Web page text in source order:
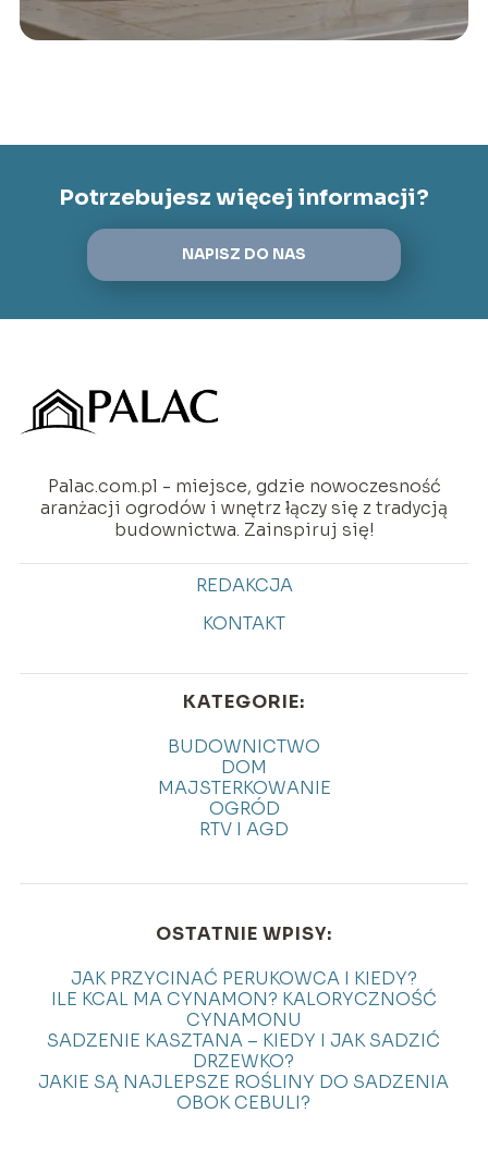
Potrzebujesz więcej informacji?
NAPISZ DO NAS
Palac.com.pl - miejsce, gdzie nowoczesność
aranżacji ogrodów i wnętrz łączy się z tradycją
budownictwa. Zainspiruj się!
REDAKCJA
KONTAKT
KATEGORIE:
BUDOWNICTWO
DOM
MAJSTERKOWANIE
OGRÓD
RTV I AGD
OSTATNIE WPISY:
JAK PRZYCINAĆ PERUKOWCA I KIEDY?
ILE KCAL MA CYNAMON? KALORYCZNOŚĆ
CYNAMONU
SADZENIE KASZTANA – KIEDY I JAK SADZIĆ
DRZEWKO?
JAKIE SĄ NAJLEPSZE ROŚLINY DO SADZENIA
OBOK CEBULI?